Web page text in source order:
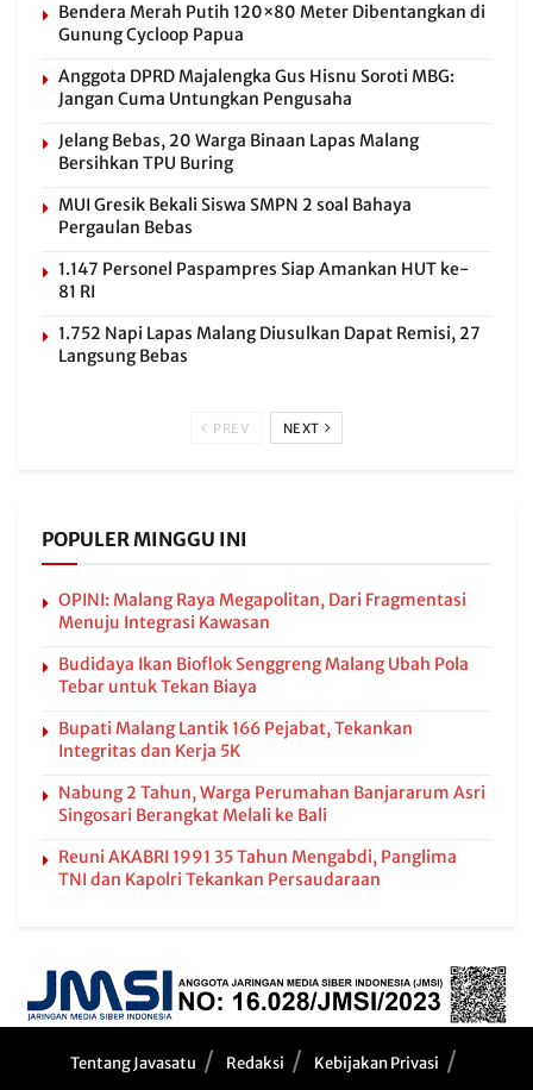
Bendera Merah Putih 120×80 Meter Dibentangkan di
Gunung Cycloop Papua
Anggota DPRD Majalengka Gus Hisnu Soroti MBG:
Jangan Cuma Untungkan Pengusaha
Jelang Bebas, 20 Warga Binaan Lapas Malang
Bersihkan TPU Buring
MUI Gresik Bekali Siswa SMPN 2 soal Bahaya
Pergaulan Bebas
1.147 Personel Paspampres Siap Amankan HUT ke-
81 RI
1.752 Napi Lapas Malang Diusulkan Dapat Remisi, 27
Langsung Bebas
PREV NEXT
POPULER MINGGU INI
OPINI: Malang Raya Megapolitan, Dari Fragmentasi
Menuju Integrasi Kawasan
Budidaya Ikan Bioflok Senggreng Malang Ubah Pola
Tebar untuk Tekan Biaya
Bupati Malang Lantik 166 Pejabat, Tekankan
Integritas dan Kerja 5K
Nabung 2 Tahun, Warga Perumahan Banjararum Asri
Singosari Berangkat Melali ke Bali
Reuni AKABRI 1991 35 Tahun Mengabdi, Panglima
TNI dan Kapolri Tekankan Persaudaraan
Tentang Javasatu Redaksi Kebijakan Privasi